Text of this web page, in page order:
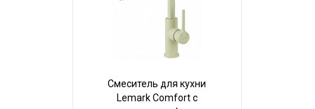
Смеситель для кухни
Lemark Comfort с